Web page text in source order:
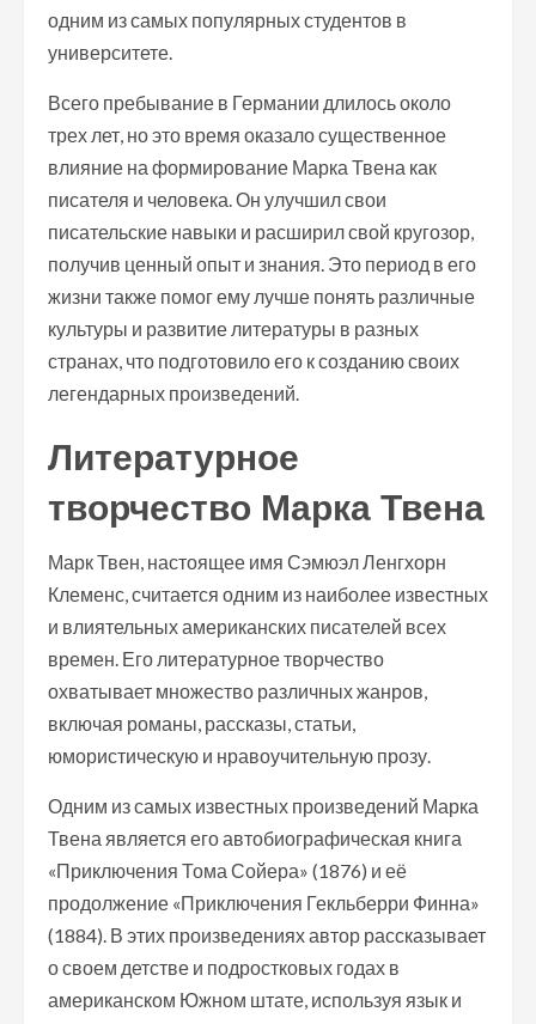
одним из самых популярных студентов в
университете.
Всего пребывание в Германии длилось около
трех лет, но это время оказало существенное
влияние на формирование Марка Твена как
писателя и человека. Он улучшил свои
писательские навыки и расширил свой кругозор,
получив ценный опыт и знания. Это период в его
жизни также помог ему лучше понять различные
культуры и развитие литературы в разных
странах, что подготовило его к созданию своих
легендарных произведений.
Литературное
творчество Марка Твена
Марк Твен, настоящее имя Сэмюэл Ленгхорн
Клеменс, считается одним из наиболее известных
и влиятельных американских писателей всех
времен. Его литературное творчество
охватывает множество различных жанров,
включая романы, рассказы, статьи,
юмористическую и нравоучительную прозу.
Одним из самых известных произведений Марка
Твена является его автобиографическая книга
«Приключения Тома Сойера» (1876) и её
продолжение «Приключения Гекльберри Финна»
(1884). В этих произведениях автор рассказывает
о своем детстве и подростковых годах в
американском Южном штате, используя язык и